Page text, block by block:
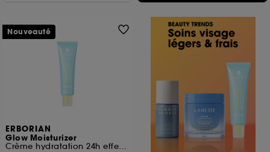
ERBORIAN
Glow Moisturizer
Crème hydratation 24h effet glass skin
Nouveauté